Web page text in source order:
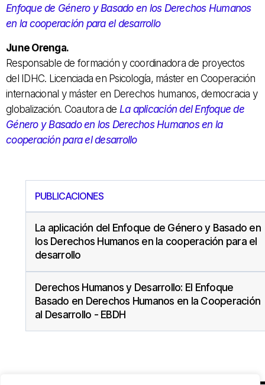
Enfoque de Género y Basado en los Derechos Humanos
en la cooperación para el desarrollo
June Orenga.
Responsable de formación y coordinadora de proyectos
del IDHC. Licenciada en Psicología, máster en Cooperación
internacional y máster en Derechos humanos, democracia y
globalización. Coautora de La aplicación del Enfoque de
Género y Basado en los Derechos Humanos en la
cooperación para el desarrollo
PUBLICACIONES
La aplicación del Enfoque de Género y Basado en
los Derechos Humanos en la cooperación para el
desarrollo
Derechos Humanos y Desarrollo: El Enfoque
Basado en Derechos Humanos en la Cooperación
al Desarrollo - EBDH